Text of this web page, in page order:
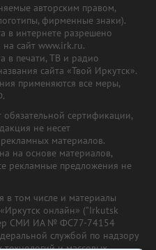
авторским правом,
фирменные знаки).
в интернете разрешено
на сайт www.irk.ru.
в печати, ТВ и радио
сайта «Твой Иркутск».
применяются все меры,
сертификации,
не несет
материалов.
на основе материалов,
рекламные предложения не
в том числе и материалы
онлайн» ("Irkutsk
СМИ ИА № ФС77-74154
службой по надзору